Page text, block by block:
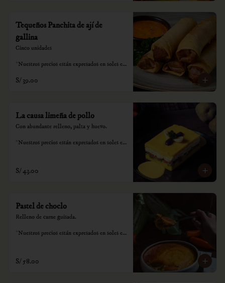
Tequeños Panchita de ají de
gallina
Cinco unidades
*Nuestros precios están expresados en soles e
consumo.
S/ 39.00
La causa limeña de pollo
Con abundante relleno, palta y huevo.
*Nuestros precios están expresados en soles e
S/ 43.00
Pastel de choclo
Relleno de carne guisada.
*Nuestros precios están expresados en soles e
S/ 58.00